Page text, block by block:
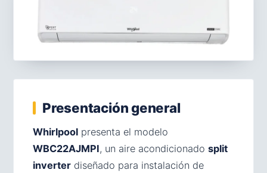
Presentación general
Whirlpool presenta el modelo
WBC22AJMPI, un aire acondicionado split
inverter diseñado para instalación de